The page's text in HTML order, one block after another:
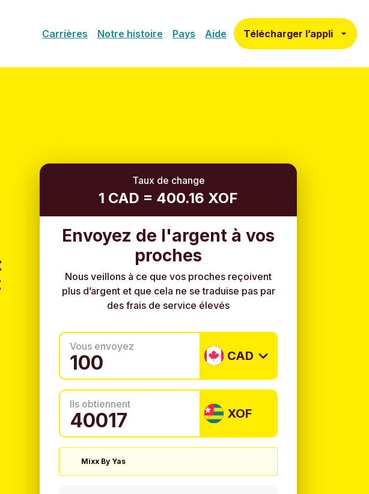
Carrières Notre histoire Pays Aide Télécharger l’appli
Taux de change
1 CAD = 400.16 XOF
Envoyez de l'argent à vos
proches
Nous veillons à ce que vos proches reçoivent
plus d’argent et que cela ne se traduise pas par
des frais de service élevés
Vous envoyez
CAD
Ils obtiennent
XOF
Mixx By Yas